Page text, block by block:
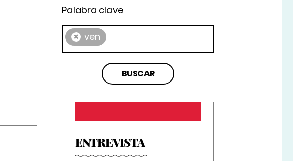
Palabra clave
× ven
ENTREVISTA